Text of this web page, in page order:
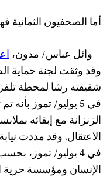
أما الصحفيون الثمانية
– وائل عباس/ مدون،
وقد وثقت لجنة حماية
شقيقته رشا لمحطة
في 5 يوليو/ تموز
الزنزانة مع إبقائه
في 4 يوليو/ تموز،
الإنسان ومؤسسة حرية